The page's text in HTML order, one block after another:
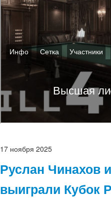
17 ноября 2025
Руслан Чинахов
выиграли Кубок